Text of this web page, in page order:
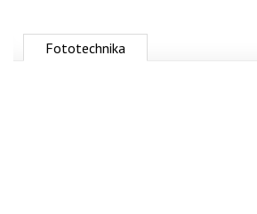
Fototechnika